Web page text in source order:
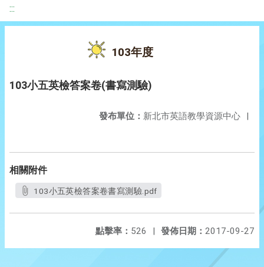
:::
103年度
103小五英檢答案卷(書寫測驗)
發布單位： 新北市英語教學資源中心 |
相關附件
103小五英檢答案卷書寫測驗.pdf
發佈日期： 2017-09-27
點擊率： 526 |